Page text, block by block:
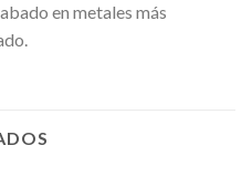
en metales más